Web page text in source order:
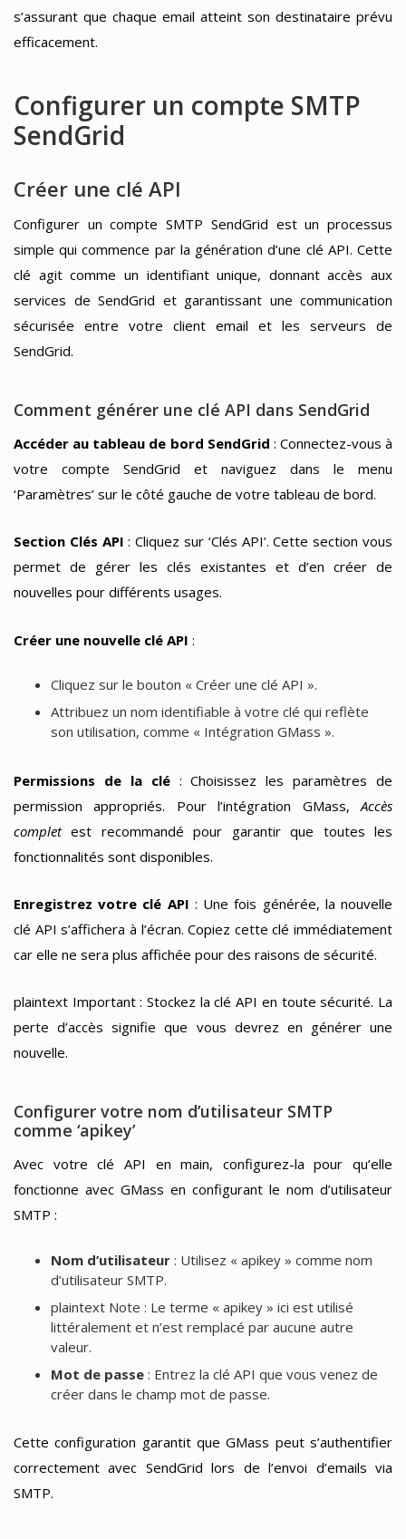
s’assurant que chaque email atteint son destinataire prévu
efficacement.
Configurer un compte SMTP
SendGrid
Créer une clé API
Configurer un compte SMTP SendGrid est un processus
simple qui commence par la génération d’une clé API. Cette
clé agit comme un identifiant unique, donnant accès aux
services de SendGrid et garantissant une communication
sécurisée entre votre client email et les serveurs de
SendGrid.
Comment générer une clé API dans SendGrid
Accéder au tableau de bord SendGrid : Connectez-vous à
votre compte SendGrid et naviguez dans le menu
‘Paramètres’ sur le côté gauche de votre tableau de bord.
Section Clés API : Cliquez sur ‘Clés API’. Cette section vous
permet de gérer les clés existantes et d’en créer de
nouvelles pour différents usages.
Créer une nouvelle clé API :
Cliquez sur le bouton « Créer une clé API ».
Attribuez un nom identifiable à votre clé qui reflète
son utilisation, comme « Intégration GMass ».
Permissions de la clé: Choisissez les paramètres de
permission appropriés. Pour l’intégration GMass, Accès
completest recommandé pour garantir que toutes les
fonctionnalités sont disponibles.
Enregistrez votre clé API : Une fois générée, la nouvelle
clé API s’affichera à l’écran. Copiez cette clé immédiatement
car elle ne sera plus affichée pour des raisons de sécurité.
plaintext Important : Stockez la clé API en toute sécurité. La
perte d’accès signifie que vous devrez en générer une
nouvelle.
Configurer votre nom d’utilisateur SMTP
comme ‘apikey’
Avec votre clé API en main, configurez-la pour qu’elle
fonctionne avec GMass en configurant le nom d’utilisateur
SMTP :
Nom d’utilisateur: Utilisez « apikey » comme nom
d’utilisateur SMTP.
plaintext Note : Le terme « apikey » ici est utilisé
littéralement et n’est remplacé par aucune autre
valeur.
Mot de passe: Entrez la clé API que vous venez de
créer dans le champ mot de passe.
Cette configuration garantit que GMass peut s’authentifier
correctement avec SendGrid lors de l’envoi d’emails via
SMTP.